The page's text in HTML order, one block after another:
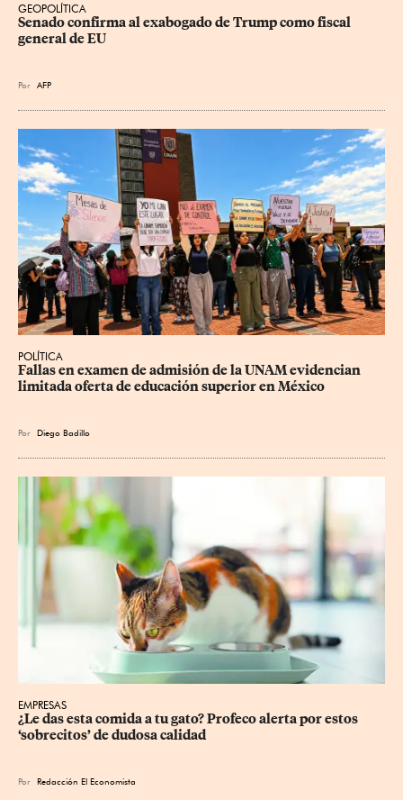
GEOPOLÍTICA
Senado confirma al exabogado de Trump como fiscal
general de EU
Por AFP
POLÍTICA
Fallas en examen de admisión de la UNAM evidencian
limitada oferta de educación superior en México
Por Diego Badillo
EMPRESAS
¿Le das esta comida a tu gato? Profeco alerta por estos
‘sobrecitos’ de dudosa calidad
Por Redacción El Economista